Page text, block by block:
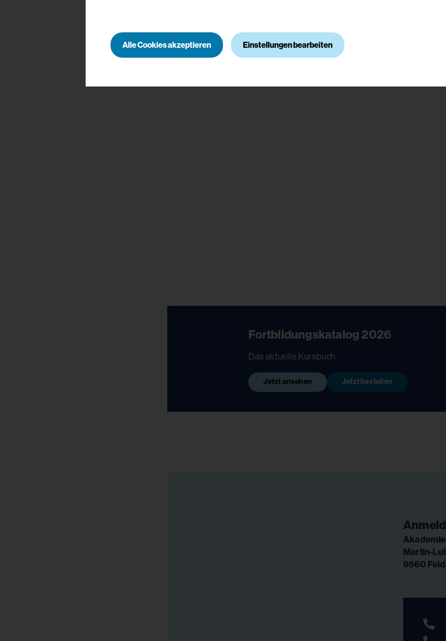
Fortbildungskatalog 2026
Das aktuelle Kursbuch
Jetzt ansehen Jetzt bestellen
Akademie
Martin-
9560
Alle Cookies akzeptieren Einstellungen bearbeiten